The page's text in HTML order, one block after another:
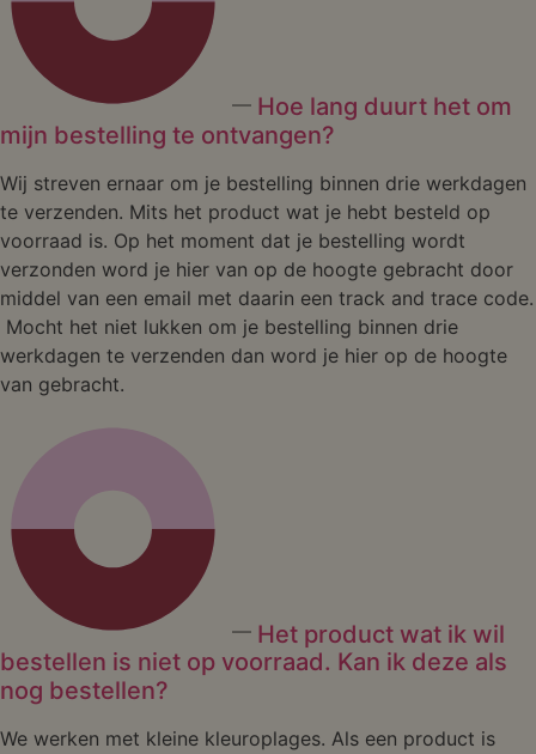
Hoe lang duurt het om
mijn bestelling te ontvangen?
Wij streven ernaar om je bestelling binnen drie werkdagen
te verzenden. Mits het product wat je hebt besteld op
voorraad is. Op het moment dat je bestelling wordt
verzonden word je hier van op de hoogte gebracht door
middel van een email met daarin een track and trace code.
Mocht het niet lukken om je bestelling binnen drie
werkdagen te verzenden dan word je hier op de hoogte
van gebracht.
Het product wat ik wil
bestellen is niet op voorraad. Kan ik deze als
nog bestellen?
We werken met kleine kleuroplages. Als een product is